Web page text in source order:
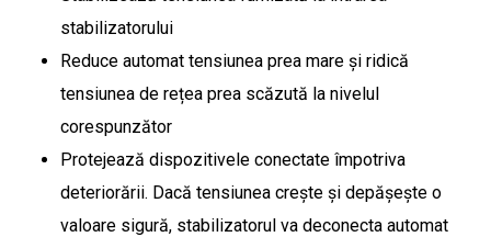
stabilizatorului
Reduce automat tensiunea prea mare și ridică
tensiunea de rețea prea scăzută la nivelul
corespunzător
Protejează dispozitivele conectate împotriva
deteriorării. Dacă tensiunea crește și depășește o
valoare sigură, stabilizatorul va deconecta automat